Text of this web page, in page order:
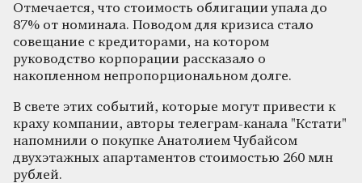
Отмечается, что стоимость облигации упала до
87% от номинала. Поводом для кризиса стало
совещание с кредиторами, на котором
руководство корпорации рассказало о
накопленном непропорциональном долге.
В свете этих событий, которые могут привести к
краху компании, авторы телеграм-канала "Кстати"
напомнили о покупке Анатолием Чубайсом
двухэтажных апартаментов стоимостью 260 млн
рублей.